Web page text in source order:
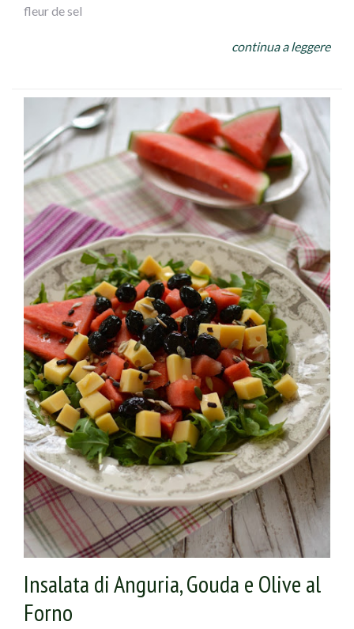
fleur de sel
ottenere delle ciotoline.
Monda e affetta a velo i cipollotti, sbuccia e cubetta il
cetriolo, riduci la feta a dadini e le olive a listarelle.
Spezzetta le erbe con le mani e mescola il tutto in una
grande insalatiera. Condisci con olio e sale e lascia
riposare un po’.
Al momento di servire, distribuisci l’insalata nelle
coppette di pomodoro.
continua a leggere
Insalata di Anguria, Gouda e Olive al
Forno